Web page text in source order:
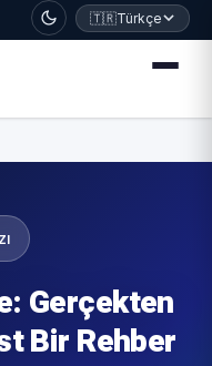
🇹🇷Türkçe
Gerçekten
Bir Rehber